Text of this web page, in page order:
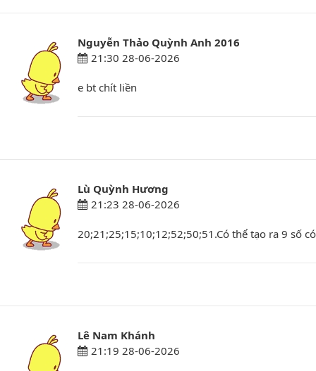
Nguyễn Thảo Quỳnh Anh 2016
21:30 28-06-2026
e bt chít liền
Lù Quỳnh Hương
21:23 28-06-2026
20;21;25;15;10;12;52;50;51.Có thể tạo ra 9 số
Lê Nam Khánh
21:19 28-06-2026